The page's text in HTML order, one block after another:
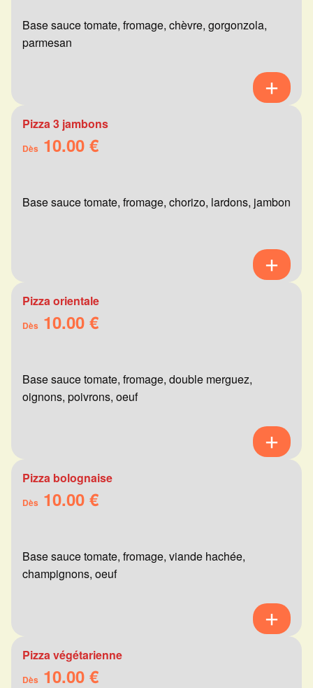
Base sauce tomate, fromage, chèvre, gorgonzola,
parmesan
Pizza 3 jambons
Dès 10.00 €
Base sauce tomate, fromage, chorizo, lardons, jambon
Pizza orientale
Dès 10.00 €
Base sauce tomate, fromage, double merguez,
oignons, poivrons, oeuf
Pizza bolognaise
Dès 10.00 €
Base sauce tomate, fromage, viande hachée,
champignons, oeuf
Pizza végétarienne
Dès 10.00 €